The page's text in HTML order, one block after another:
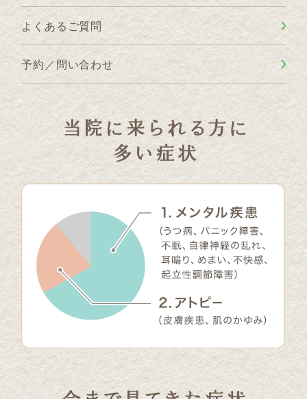
よくあるご質問
予約／問い合わせ